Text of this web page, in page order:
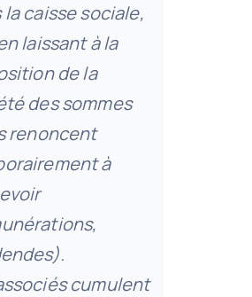
la caisse sociale,
laissant à la
de la
des sommes
renoncent
à
cumulent